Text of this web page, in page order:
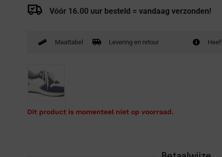
Vóór 16.00 uur besteld = vandaag verzonden!
Maattabel Levering en retour
Dit product is momenteel niet op voorraad.